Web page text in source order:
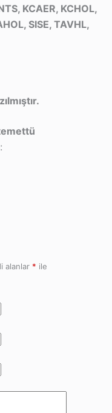
KCAER, KCHOL,
SISE, TAVHL,
alanlar * ile